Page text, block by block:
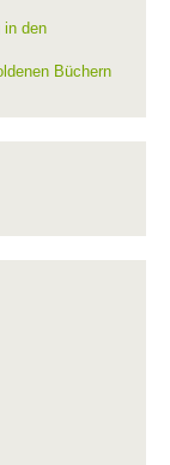
in den
Büchern